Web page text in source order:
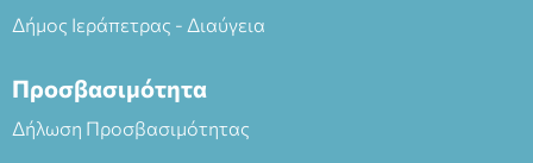
Δήμος Ιεράπετρας - Διαύγεια
Προσβασιμότητα
Δήλωση Προσβασιμότητας